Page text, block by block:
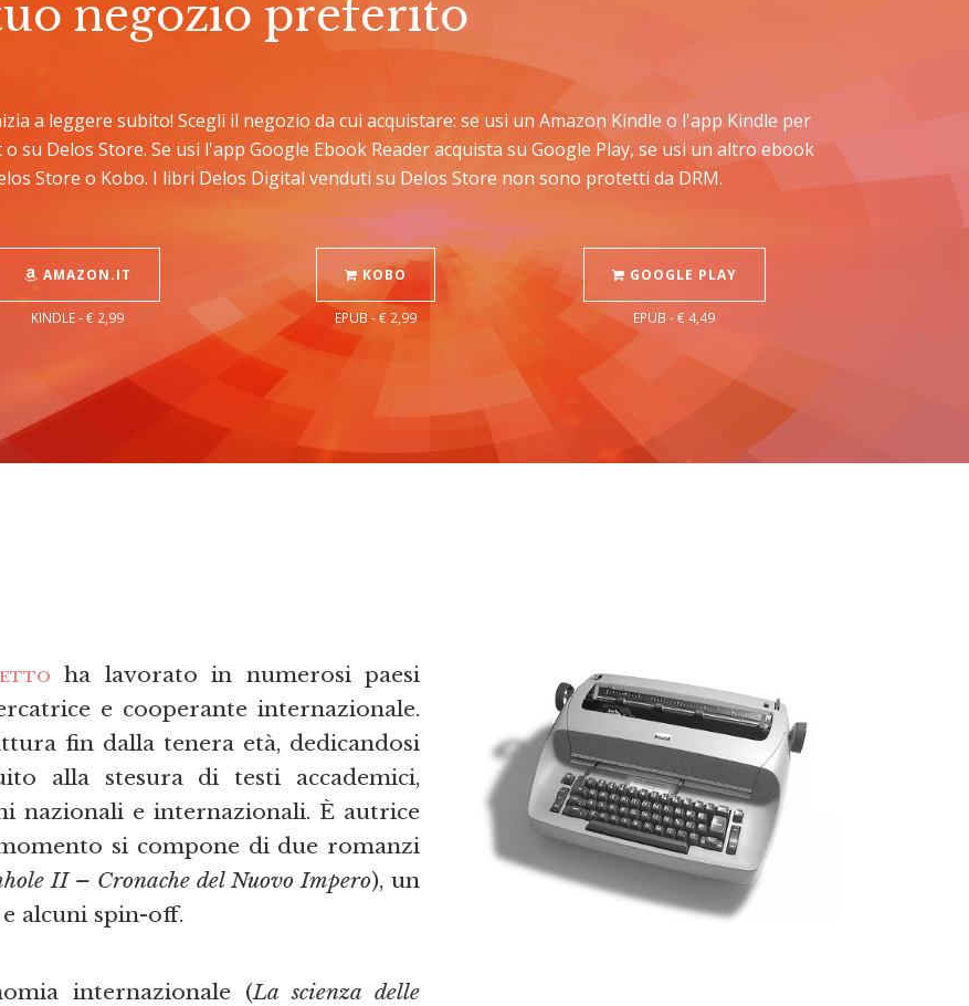
negozio preferito
a leggere subito! Scegli il negozio da cui acquistare: se usi un Amazon Kindle o l'app Kindle per
su Delos Store. Se usi l'app Google Ebook Reader acquista su Google Play, se usi un altro ebook
Store o Kobo. I libri Delos Digital venduti su Delos Store non sono protetti da DRM.
AMAZON.IT
KINDLE - € 2,99
KOBO
EPUB - € 2,99
GOOGLE PLAY
EPUB - € 4,49
ha lavorato in numerosi paesi
e cooperante internazionale.
fin dalla tenera età, dedicandosi
alla stesura di testi accademici,
nazionali e internazionali. È autrice
si compone di due romanzi
II – Cronache del Nuovo Impero), un
e alcuni spin-off.
internazionale (La scienza delle